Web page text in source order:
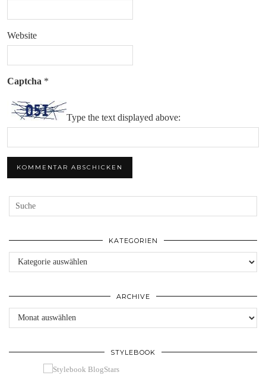
Website
Captcha *
Type the text displayed above:
KATEGORIEN
Kategorien
ARCHIVE
Archive
STYLEBOOK